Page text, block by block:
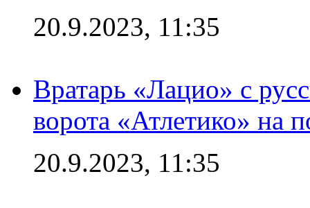
20.9.2023, 11:35
Вратарь «Лацио» с
ворота «Атлетико» на
20.9.2023, 11:35